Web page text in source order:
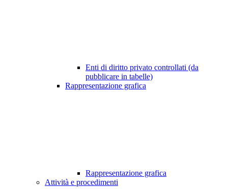
Enti di diritto privato controllati (da
pubblicare in tabelle)
Rappresentazione grafica
Rappresentazione grafica
Attività e procedimenti